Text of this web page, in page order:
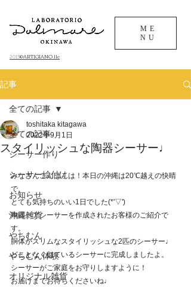
​2013©ARTIGIANO.llc
ME
NU
記事
全ての記事
シーサー作り
シーサー絵付け
お知らせ
沖縄雑貨
やちむん
やちむん体験
オリジナル雑貨
全ての記事
スタイリッシュな陶器シーサー♩
toshitaka kitagawa
2022年9月1日
みなさんこんばんは！本日の沖縄は20℃越えの快晴
で、
とても気持ちのいい1日でした(*'▽')
陶器ペアシーサーを作成されたお客様のご紹介で
す。
胴体がスリムなスタイリッシュな2匹のシーサー♩
どことなく似ているシーサーに完成しましたよ。
シーサーがご家庭をお守りしますように！
お届けまでお待ちくださいね♩